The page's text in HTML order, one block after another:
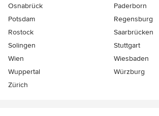
Osnabrück
Paderborn
Potsdam
Regensburg
Rostock
Saarbrücken
Solingen
Stuttgart
Wien
Wiesbaden
Wuppertal
Würzburg
Zürich